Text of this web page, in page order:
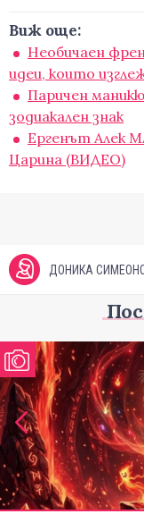
Виж още:
Необичаен
идеи, които
Паричен
зодиакален знак
Ергенът Алек
Царина (ВИДЕО)
ДОНИКА